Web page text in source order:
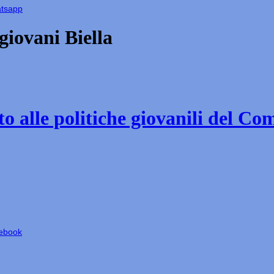
Biella
alle politiche giovanili del